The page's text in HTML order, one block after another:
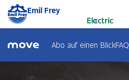
Emil Frey
Abo auf einen BlickFAQ